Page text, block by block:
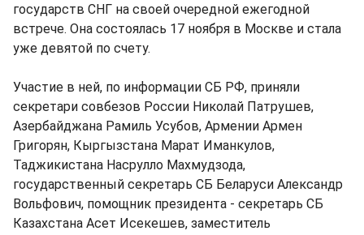
государств СНГ на своей очередной ежегодной
встрече. Она состоялась 17 ноября в Москве и стала
уже девятой по счету.
Участие в ней, по информации СБ РФ, приняли
секретари совбезов России Николай Патрушев,
Азербайджана Рамиль Усубов, Армении Армен
Григорян, Кыргызстана Марат Иманкулов,
Таджикистана Насрулло Махмудзода,
государственный секретарь СБ Беларуси Александр
Вольфович, помощник президента - секретарь СБ
Казахстана Асет Исекешев, заместитель